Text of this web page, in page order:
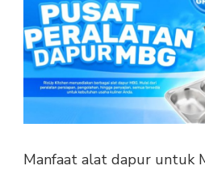
Manfaat alat dapur untuk